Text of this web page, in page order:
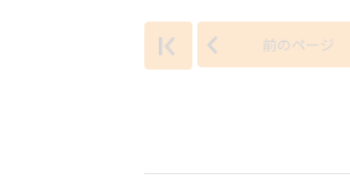
前のページ